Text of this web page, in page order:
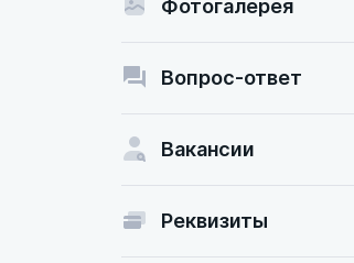
Фотогалерея
Вопрос-ответ
Вакансии
Реквизиты